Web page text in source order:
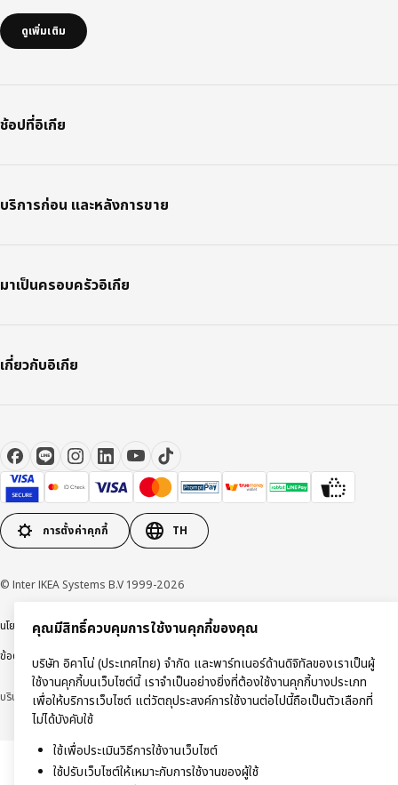
ดูเพิ่มเติม
ช้อปที่อิเกีย
บริการก่อน และหลังการขาย
มาเป็นครอบครัวอิเกีย
เกี่ยวกับอิเกีย
การตั้งค่าคุกกี้ TH
© Inter IKEA Systems B.V 1999-2026
นโยบายการคุ้มครองข้อมูลส่วนบุคคลนโยบายการใช้งานคุกกี้ข้อตกลงการใช้งาน
ข้อตกลงการซื้อสินค้า
บริษัท อิคาโน่ (ประเทศไทย) จำกัด (ทะเบียนเลขที่ 0105550011416)
คุณมีสิทธิ์ควบคุมการใช้งานคุกกี้ของคุณ
บริษัท อิคาโน่ (ประเทศไทย) จำกัด และพาร์ทเนอร์ด้านดิจิทัลของเราเป็นผู้
ใช้งานคุกกี้บนเว็บไซต์นี้ เราจำเป็นอย่างยิ่งที่ต้องใช้งานคุกกี้บางประเภท
เพื่อให้บริการเว็บไซต์ แต่วัตถุประสงค์การใช้งานต่อไปนี้ถือเป็นตัวเลือกที่
ไม่ได้บังคับใช้
ใช้เพื่อประเมินวิธีการใช้งานเว็บไซต์
ใช้ปรับเว็บไซต์ให้เหมาะกับการใช้งานของผู้ใช้